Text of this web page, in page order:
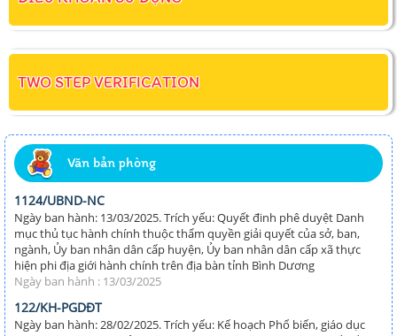
TWO STEP VERIFICATION
Văn bản phòng
1124/UBND-NC
Ngày ban hành: 13/03/2025. Trích yếu: Quyết đinh phê duyệt Danh
mục thủ tục hành chính thuộc thẩm quyền giải quyết của sở, ban,
ngành, Ủy ban nhân dân cấp huyện, Ủy ban nhân dân cấp xã thực
hiện phi địa giới hành chính trên địa bàn tỉnh Bình Dương
Ngày ban hành : 13/03/2025
122/KH-PGDĐT
Ngày ban hành: 28/02/2025. Trích yếu: Kế hoạch Phổ biến, giáo dục